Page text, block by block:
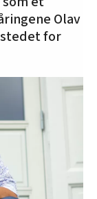
Olav
for